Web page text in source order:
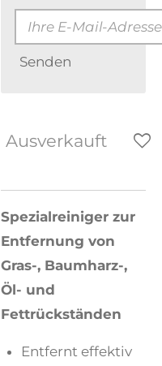
Senden
Ausverkauft
Spezialreiniger zur
Entfernung von
Gras-, Baumharz-,
Öl- und
Fettrückständen
Entfernt effektiv